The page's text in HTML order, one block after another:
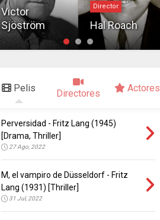
Victor
Sjöström
Director
Hal Roach
Pelis Directores Actores
Perversidad - Fritz Lang (1945)
[Drama, Thriller]
27 Ago, 2022
M, el vampiro de Düsseldorf - Fritz
Lang (1931) [Thriller]
31 Jul, 2022